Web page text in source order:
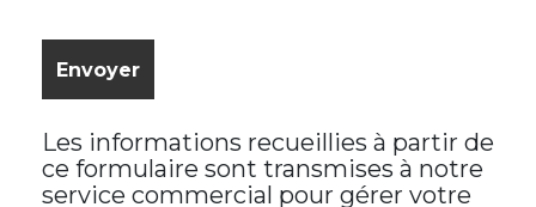
Les informations recueillies à partir de
ce formulaire sont transmises à notre
service commercial pour gérer votre